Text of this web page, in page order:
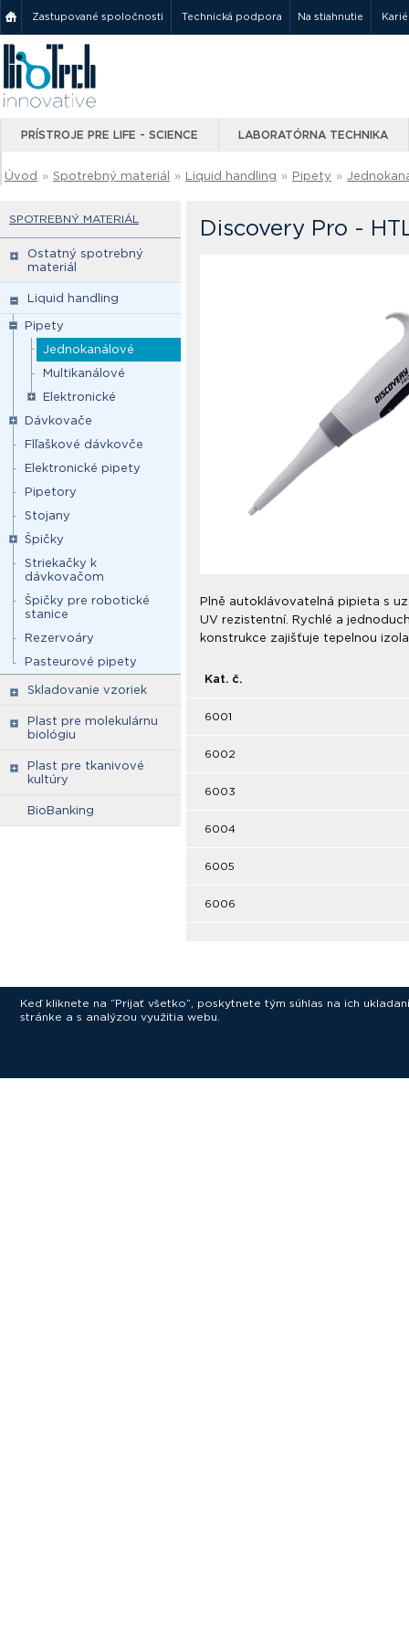
Zastupované spoločnosti Technická podpora Na stiahnutie
PRÍSTROJE PRE LIFE - SCIENCE LABORATÓRNA TECHNIKA
Úvod » Spotrebný materiál » Liquid handling » Pipety »
SPOTREBNÝ MATERIÁL
Ostatný spotrebný
materiál
Liquid handling
Pipety
Jednokanálové
Multikanálové
Elektronické
Dávkovače
Flľaškové dávkovče
Elektronické pipety
Pipetory
Stojany
Špičky
Striekačky k
dávkovačom
Špičky pre robotické
stanice
Rezervoáry
Pasteurové pipety
Skladovanie vzoriek
Plast pre molekulárnu
biológiu
Plast pre tkanivové
kultúry
BioBanking
Discovery Pro -
Plně autoklávovatelná pipieta s
UV rezistentní. Rychlé a
konstrukce zajišťuje tepelnou
Kat. č.
6001
6002
6003
6004
6005
6006
Keď kliknete na “Prijať všetko”, poskytnete tým súhlas na ich
stránke a s analýzou využitia webu.